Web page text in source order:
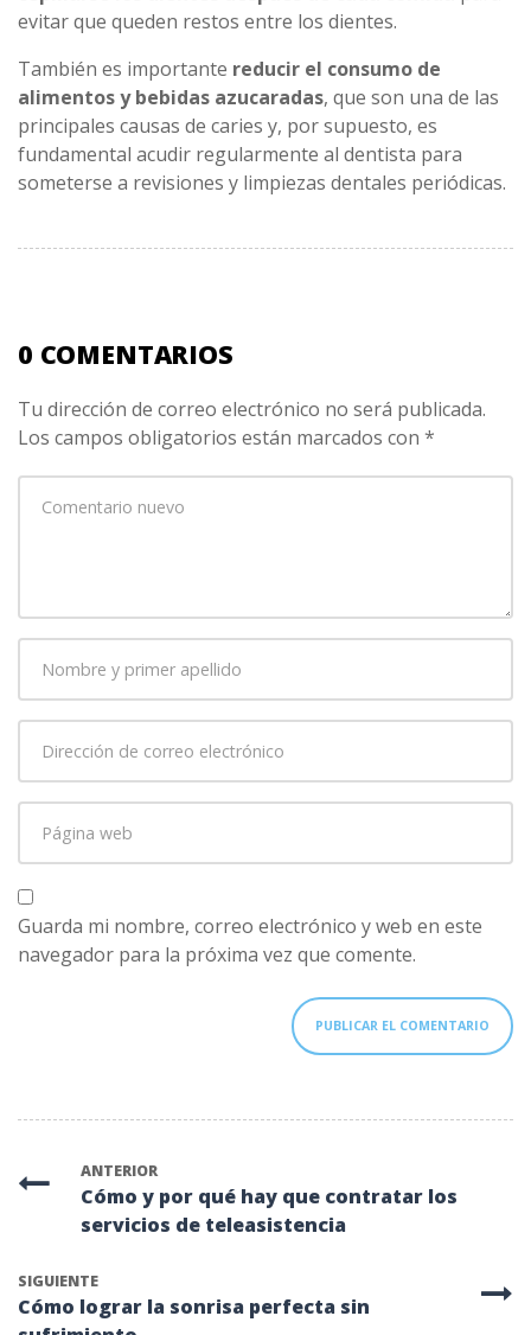
evitar que queden restos entre los dientes.
También es importante reducir el consumo de
alimentos y bebidas azucaradas, que son una de las
principales causas de caries y, por supuesto, es
fundamental acudir regularmente al dentista para
someterse a revisiones y limpiezas dentales periódicas.
0 COMENTARIOS
Tu dirección de correo electrónico no será publicada.
Los campos obligatorios están marcados con *
comentario*
primer
correo
web
Guarda mi nombre, correo electrónico y web en este
navegador para la próxima vez que comente.
ANTERIOR
Cómo y por qué hay que contratar los
servicios de teleasistencia
SIGUIENTE
Cómo lograr la sonrisa perfecta sin